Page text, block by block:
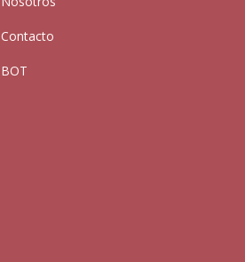
Contacto
BOT